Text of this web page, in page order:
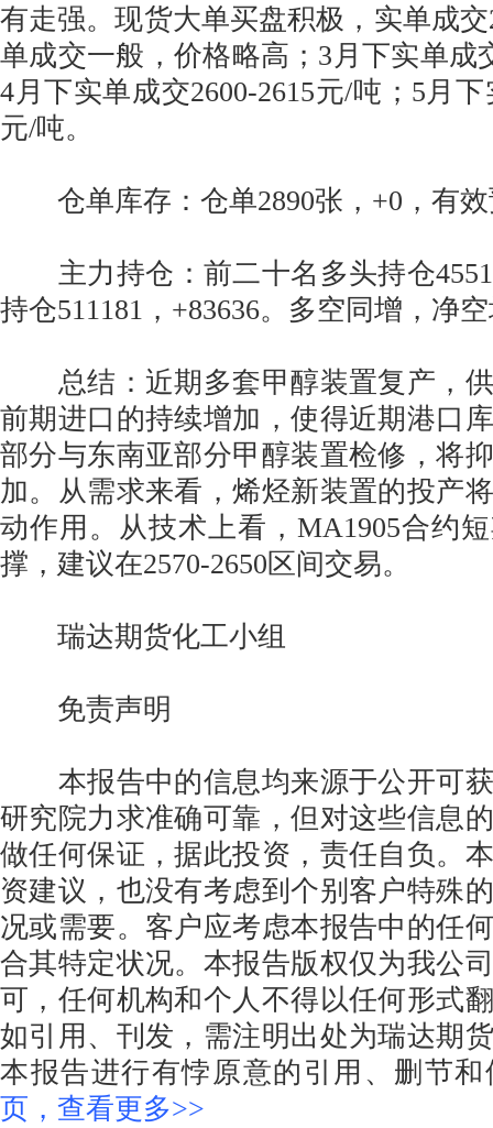
有走强。现货大单买盘积极，实单成
单成交一般，价格略高；3月下实单成
4月下实单成交2600-2615元/吨；5月下
元/吨。
仓单库存：仓单2890张，+0，有效
主力持仓：前二十名多头持仓
持仓511181，+83636。多空同增，净
总结：近期多套甲醇装置复产，供
前期进口的持续增加，使得近期港口
部分与东南亚部分甲醇装置检修，将
加。从需求来看，烯烃新装置的投产
动作用。从技术上看，MA1905合约
撑，建议在2570-2650区间交易。
瑞达期货化工小组
免责声明
本报告中的信息均来源于公开可获
研究院力求准确可靠，但对这些信息
做任何保证，据此投资，责任自负。
资建议，也没有考虑到个别客户特殊
况或需要。客户应考虑本报告中的任
合其特定状况。本报告版权仅为我公
可，任何机构和个人不得以任何形式
如引用、刊发，需注明出处为瑞达期
本报告进行有悖原意的引用、删节和
页，查看更多>>